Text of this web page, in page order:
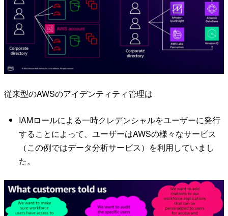
従来型のAWSのアイデンティティ管理は
IAMロールによる一時クレデンシャルをユーザーに発行
することによって、ユーザーはAWSの様々なサービス
（この例ではデータ分析サービス）を利用していまし
た。